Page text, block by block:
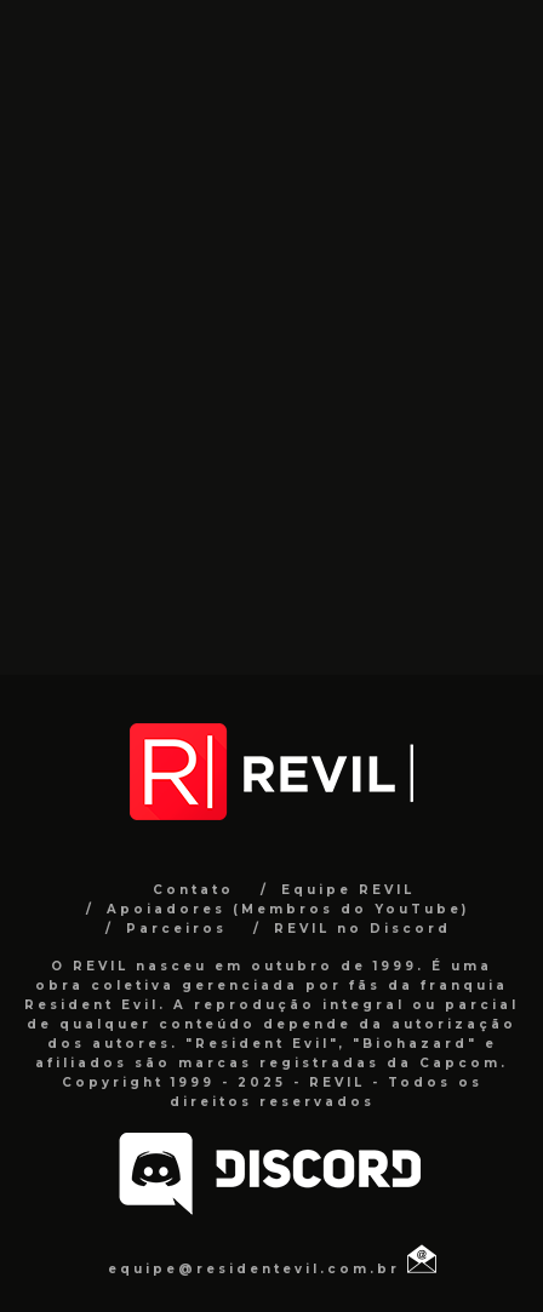
Contato
Equipe REVIL
Apoiadores (Membros do YouTube)
Parceiros
REVIL no Discord
O REVIL nasceu em outubro de 1999. É uma
obra coletiva gerenciada por fãs da franquia
Resident Evil. A reprodução integral ou parcial
de qualquer conteúdo depende da autorização
dos autores. "Resident Evil", "Biohazard" e
afiliados são marcas registradas da Capcom.
Copyright 1999 - 2025 - REVIL - Todos os
direitos reservados
equipe@residentevil.com.br